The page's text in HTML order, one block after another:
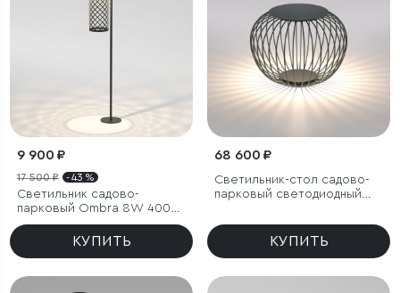
9 900 ₽
17 500 ₽ - 43 %
Светильник садово-
парковый Ombra 8W 4000K
черный
КУПИТЬ
68 600 ₽
Светильник-стол садово-
парковый светодиодный
КУПИТЬ